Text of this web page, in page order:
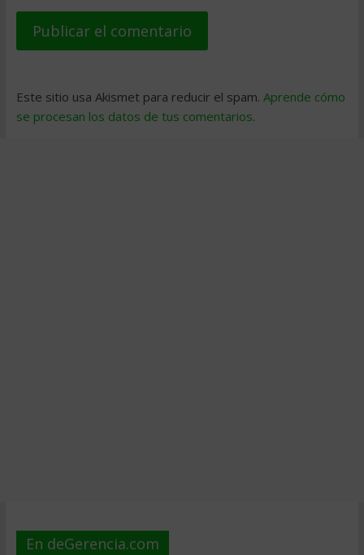
Este sitio usa Akismet para reducir el spam. Aprende cómo
se procesan los datos de tus comentarios.
En deGerencia.com